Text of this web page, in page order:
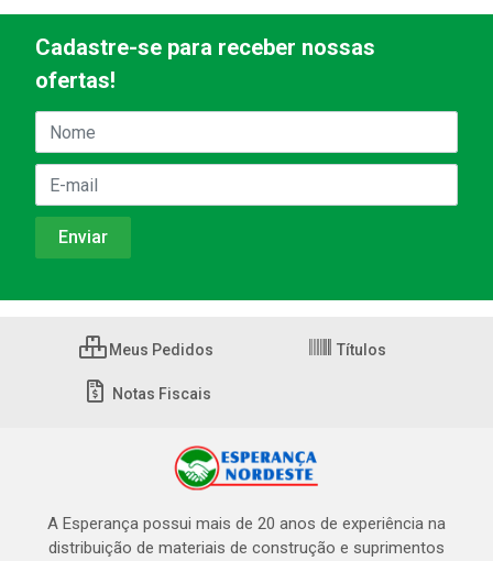
Cadastre-se para receber nossas
ofertas!
Meus Pedidos Títulos
Notas Fiscais
A Esperança possui mais de 20 anos de experiência na
distribuição de materiais de construção e suprimentos